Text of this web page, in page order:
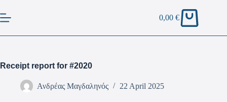
0,00€
Receipt report for #2020
Ανδρέας Μαγδαληνός 22 April 2025